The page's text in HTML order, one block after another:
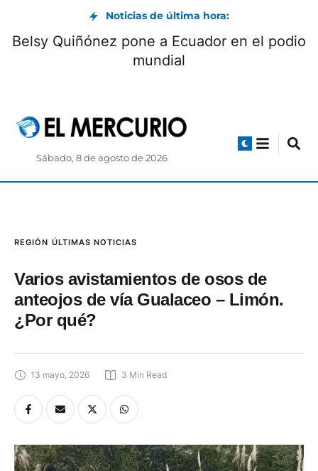
Noticias de última hora:
Museo Pumapungo convoca a Club de
Pequeños Lectores: cómo participar
Sábado, 8 de agosto de 2026
REGIÓN ÚLTIMAS NOTICIAS
Varios avistamientos de osos de
anteojos de vía Gualaceo – Limón.
¿Por qué?
13 mayo, 2026 3 Min Read